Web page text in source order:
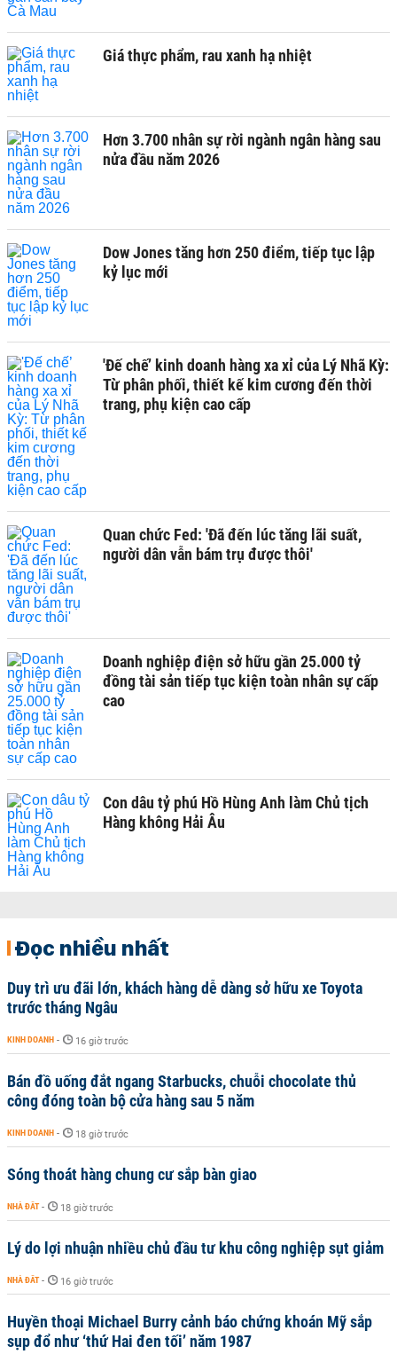
Giá thực phẩm, rau xanh hạ nhiệt
Hơn 3.700 nhân sự rời ngành ngân hàng sau
nửa đầu năm 2026
Dow Jones tăng hơn 250 điểm, tiếp tục lập
kỷ lục mới
'Đế chế’ kinh doanh hàng xa xỉ của Lý Nhã Kỳ:
Từ phân phối, thiết kế kim cương đến thời
trang, phụ kiện cao cấp
Quan chức Fed: 'Đã đến lúc tăng lãi suất,
người dân vẫn bám trụ được thôi'
Doanh nghiệp điện sở hữu gần 25.000 tỷ
đồng tài sản tiếp tục kiện toàn nhân sự cấp
cao
Con dâu tỷ phú Hồ Hùng Anh làm Chủ tịch
Hàng không Hải Âu
Đọc nhiều nhất
Duy trì ưu đãi lớn, khách hàng dễ dàng sở hữu xe Toyota
trước tháng Ngâu
KINH DOANH - 16 giờ trước
Bán đồ uống đắt ngang Starbucks, chuỗi chocolate thủ
công đóng toàn bộ cửa hàng sau 5 năm
KINH DOANH - 18 giờ trước
Sóng thoát hàng chung cư sắp bàn giao
NHÀ ĐẤT - 18 giờ trước
Lý do lợi nhuận nhiều chủ đầu tư khu công nghiệp sụt giảm
NHÀ ĐẤT - 16 giờ trước
Huyền thoại Michael Burry cảnh báo chứng khoán Mỹ sắp
sụp đổ như ‘thứ Hai đen tối’ năm 1987